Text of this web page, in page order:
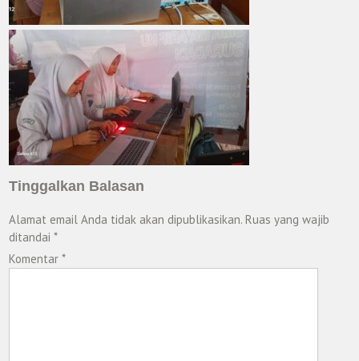
Tinggalkan Balasan
Alamat email Anda tidak akan dipublikasikan. Ruas yang wajib
ditandai*
Komentar*